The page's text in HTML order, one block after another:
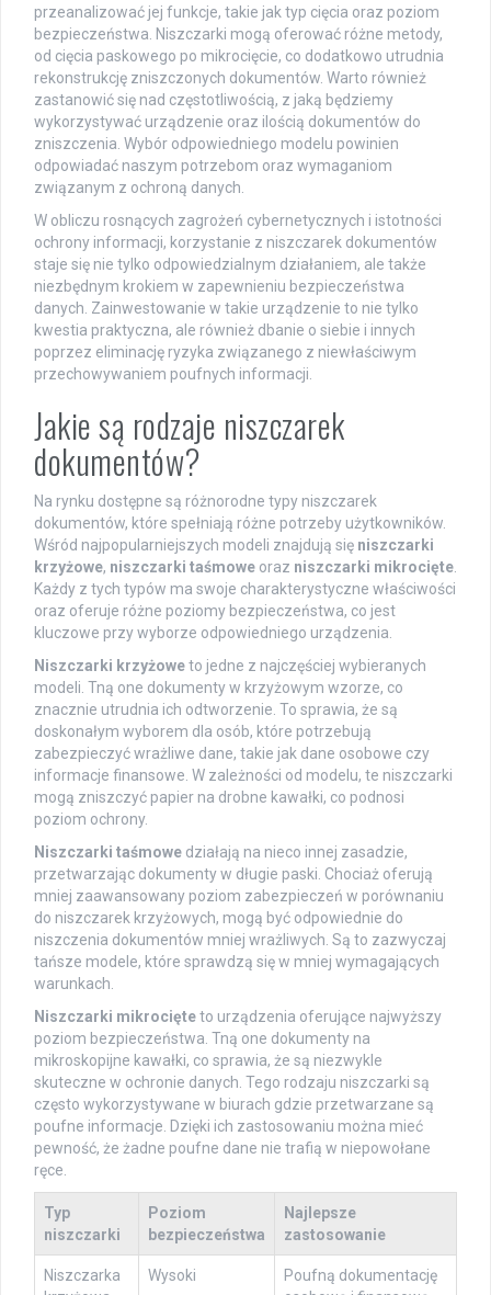
przeanalizować jej funkcje, takie jak typ cięcia oraz poziom
bezpieczeństwa. Niszczarki mogą oferować różne metody,
od cięcia paskowego po mikrocięcie, co dodatkowo utrudnia
rekonstrukcję zniszczonych dokumentów. Warto również
zastanowić się nad częstotliwością, z jaką będziemy
wykorzystywać urządzenie oraz ilością dokumentów do
zniszczenia. Wybór odpowiedniego modelu powinien
odpowiadać naszym potrzebom oraz wymaganiom
związanym z ochroną danych.
W obliczu rosnących zagrożeń cybernetycznych i istotności
ochrony informacji, korzystanie z niszczarek dokumentów
staje się nie tylko odpowiedzialnym działaniem, ale także
niezbędnym krokiem w zapewnieniu bezpieczeństwa
danych. Zainwestowanie w takie urządzenie to nie tylko
kwestia praktyczna, ale również dbanie o siebie i innych
poprzez eliminację ryzyka związanego z niewłaściwym
przechowywaniem poufnych informacji.
Jakie są rodzaje niszczarek
dokumentów?
Na rynku dostępne są różnorodne typy niszczarek
dokumentów, które spełniają różne potrzeby użytkowników.
Wśród najpopularniejszych modeli znajdują się niszczarki
krzyżowe, niszczarki taśmowe oraz niszczarki mikrocięte
Każdy z tych typów ma swoje charakterystyczne właściwości
oraz oferuje różne poziomy bezpieczeństwa, co jest
kluczowe przy wyborze odpowiedniego urządzenia.
Niszczarki krzyżoweto jedne z najczęściej wybieranych
modeli. Tną one dokumenty w krzyżowym wzorze, co
znacznie utrudnia ich odtworzenie. To sprawia, że są
doskonałym wyborem dla osób, które potrzebują
zabezpieczyć wrażliwe dane, takie jak dane osobowe czy
informacje finansowe. W zależności od modelu, te niszczarki
mogą zniszczyć papier na drobne kawałki, co podnosi
poziom ochrony.
Niszczarki taśmowe działają na nieco innej zasadzie,
przetwarzając dokumenty w długie paski. Chociaż oferują
mniej zaawansowany poziom zabezpieczeń w porównaniu
do niszczarek krzyżowych, mogą być odpowiednie do
niszczenia dokumentów mniej wrażliwych. Są to zazwyczaj
tańsze modele, które sprawdzą się w mniej wymagających
warunkach.
Niszczarki mikrocięteto urządzenia oferujące najwyższy
poziom bezpieczeństwa. Tną one dokumenty na
mikroskopijne kawałki, co sprawia, że są niezwykle
skuteczne w ochronie danych. Tego rodzaju niszczarki są
często wykorzystywane w biurach gdzie przetwarzane są
poufne informacje. Dzięki ich zastosowaniu można mieć
pewność, że żadne poufne dane nie trafią w niepowołane
ręce.
Typ
niszczarki
Poziom
bezpieczeństwa
Najlepsze
zastosowanie
Niszczarka
Wysoki
Poufną dokumentację